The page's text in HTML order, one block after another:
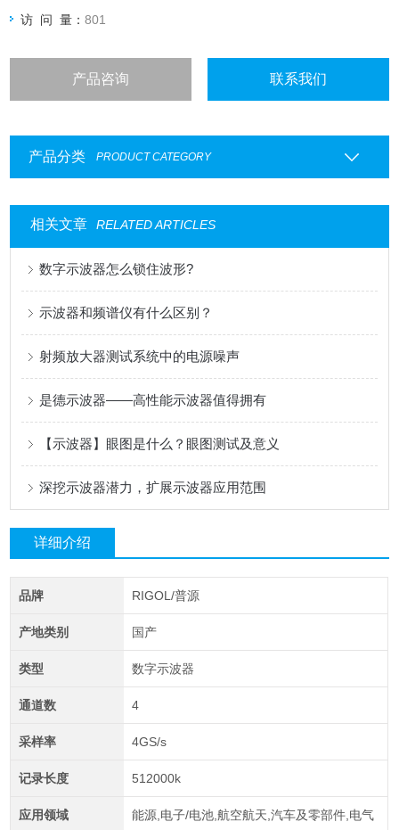
访 问 量：801
产品咨询 联系我们
产品分类 PRODUCT CATEGORY
相关文章 RELATED ARTICLES
数字示波器怎么锁住波形?
示波器和频谱仪有什么区别？
射频放大器测试系统中的电源噪声
是德示波器——高性能示波器值得拥有
【示波器】眼图是什么？眼图测试及意义
深挖示波器潜力，扩展示波器应用范围
详细介绍
品牌 RIGOL/普源
产地类别 国产
类型 数字示波器
通道数 4
采样率 4GS/s
记录长度 512000k
应用领域 能源,电子/电池,航空航天,汽车及零部件,电气